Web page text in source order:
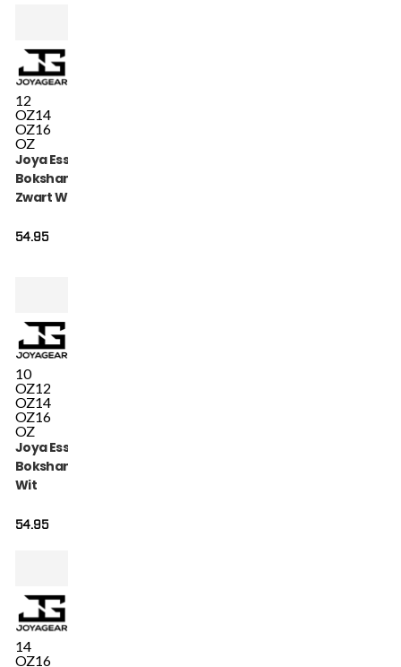
12
OZ14
OZ16
OZ
Joya Essential
Bokshandschoenen
Zwart Wit
54.95
10
OZ12
OZ14
OZ16
OZ
Joya Essential
Bokshandschoenen
Wit
54.95
14
OZ16